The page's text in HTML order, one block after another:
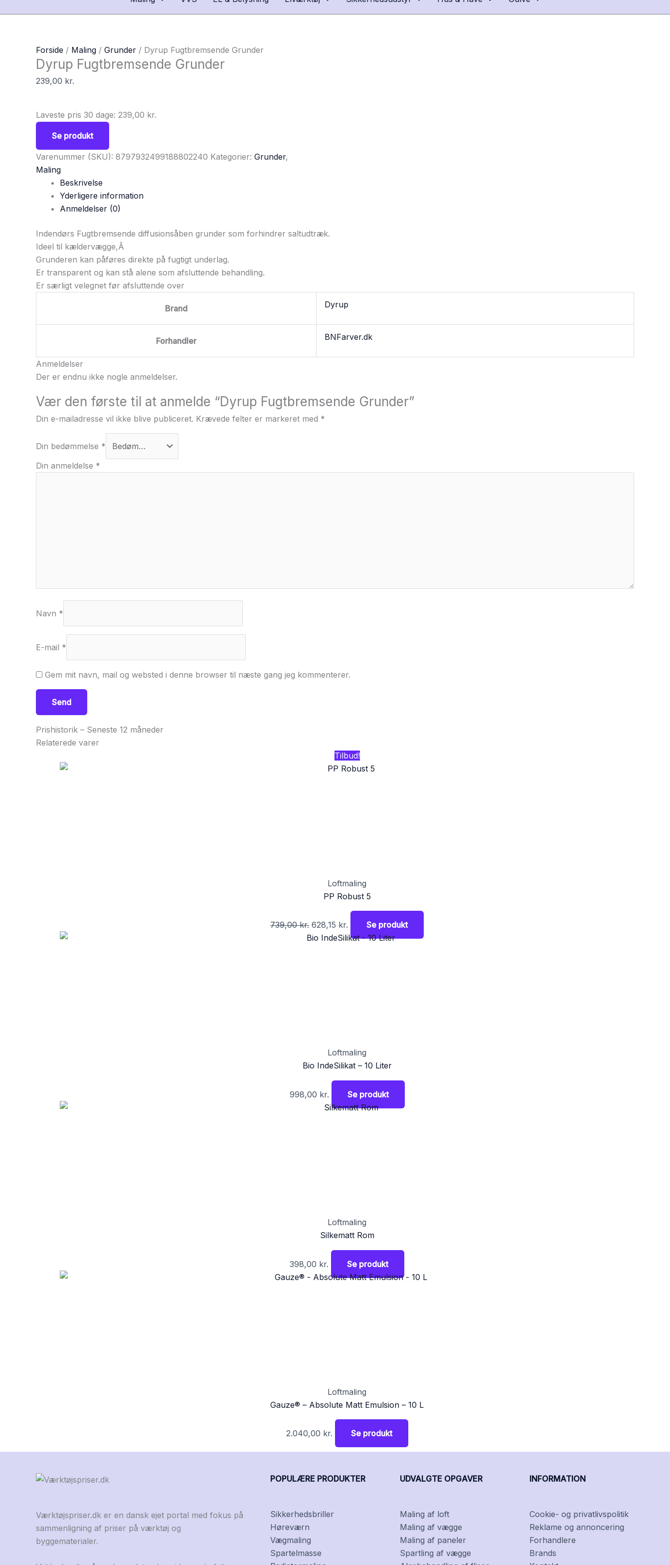
Forside / Maling / Grunder / Dyrup Fugtbremsende Grunder
Dyrup Fugtbremsende Grunder
239,00 kr.
Laveste pris 30 dage: 239,00 kr.
Se produkt
Varenummer (SKU): 8797932499188802240 Kategorier: Grunder,
Maling
Beskrivelse
Yderligere information
Anmeldelser (0)
Indendørs Fugtbremsende diffusionsåben grunder som forhindrer saltudtræk.
Ideel til kældervægge,Â
Grunderen kan påføres direkte på fugtigt underlag.
Er transparent og kan stå alene som afsluttende behandling.
Er særligt velegnet før afsluttende over
Brand Dyrup
Forhandler BNFarver.dk
Anmeldelser
Der er endnu ikke nogle anmeldelser.
Vær den første til at anmelde “Dyrup Fugtbremsende Grunder”
Din e-mailadresse vil ikke blive publiceret. Krævede felter er markeret med *
Din bedømmelse *
Din anmeldelse *
Navn *
E-mail *
Gem mit navn, mail og websted i denne browser til næste gang jeg kommenterer.
Prishistorik – Seneste 12 måneder
Relaterede varer
Tilbud!
Loftmaling
PP Robust 5
739,00kr. 628,15 kr. Se produkt
Loftmaling
Bio IndeSilikat – 10 Liter
998,00 kr. Se produkt
Loftmaling
Silkematt Rom
398,00 kr. Se produkt
Loftmaling
Gauze® – Absolute Matt Emulsion – 10 L
2.040,00 kr. Se produkt
Værktøjspriser.dk er en dansk ejet portal med fokus på
sammenligning af priser på værktøj og
byggematerialer.
POPULÆRE PRODUKTER
Sikkerhedsbriller
Høreværn
Vægmaling
Spartelmasse
UDVALGTE OPGAVER
Maling af loft
Maling af vægge
Maling af paneler
Spartling af vægge
INFORMATION
Cookie- og privatlivspolitik
Reklame og annoncering
Forhandlere
Brands